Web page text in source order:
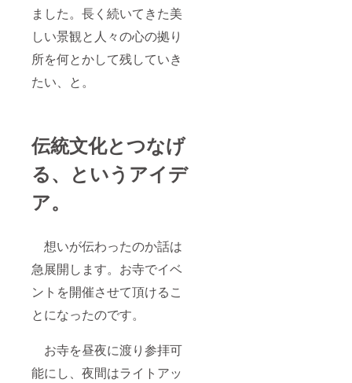
ました。長く続いてきた美
しい景観と人々の心の拠り
所を何とかして残していき
たい、と。
伝統文化とつなげ
る、というアイデ
ア。
想いが伝わったのか話は
急展開します。お寺でイベ
ントを開催させて頂けるこ
とになったのです。
お寺を昼夜に渡り参拝可
能にし、夜間はライトアッ